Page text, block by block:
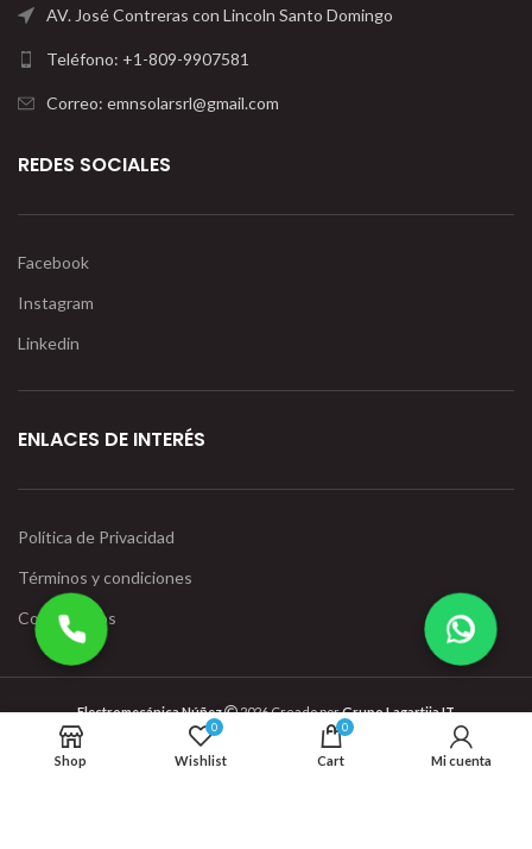
AV. José Contreras con Lincoln Santo Domingo
Teléfono: +1-809-9907581
Correo: emnsolarsrl@gmail.com
REDES SOCIALES
Facebook
Instagram
Linkedin
ENLACES DE INTERÉS
Política de Privacidad
Términos y condiciones
Contáctenos
Electromecánica Núñez 2026 Creado porGrupo Lagartija IT
Shop
0
Wishlist
0
Cart Mi cuenta